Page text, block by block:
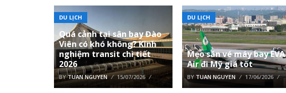
DU LỊCH
Quá cảnh tại sân bay Đào
Viên có khó không? Kinh
nghiệm transit chi tiết
2026
BYTUAN NGUYEN 15/07/2026
DU LỊCH
Mẹo săn vé máy bay EVA
Air đi Mỹ giá tốt
BY TUAN NGUYEN 17/06/2026